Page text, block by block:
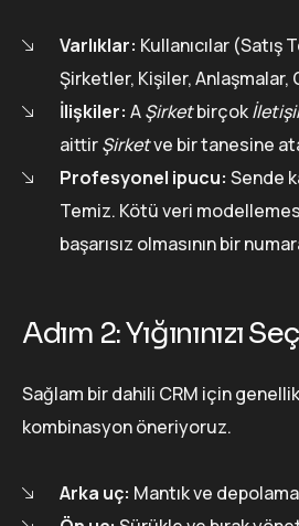
Varlıklar: Kullanıcılar (Satış
Şirketler, Kişiler, Anlaşmalar,
İlişkiler: AŞirketbirçok
aittirŞirketve bir tanesine
Profesyonel ipucu: Sende
Temiz. Kötü veri
başarısız olmasının bir
Adım 2: Yığınınızı
Sağlam bir dahili CRM için
kombinasyon öneriyoruz.
Arka uç: Mantık ve